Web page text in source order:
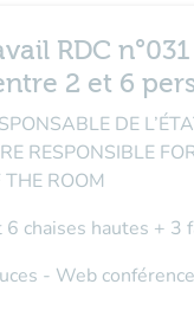
RDC n°031
2 et 6
DE
RESPONSIBLE
ROOM
chaises hautes + 3
- Web